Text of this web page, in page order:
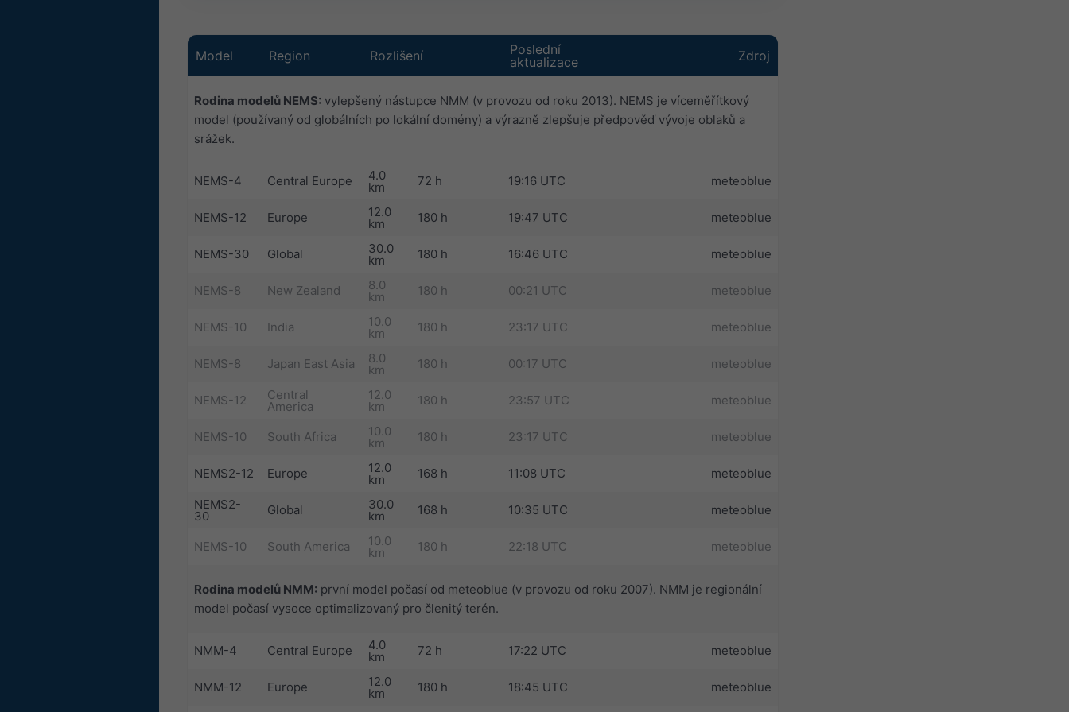
Model Region Rozlišení
Poslední
aktualizace
Zdroj
Rodina modelů NEMS: vylepšený nástupce NMM (v provozu od roku 2013). NEMS je víceměřítkový
model (používaný od globálních po lokální domény) a výrazně zlepšuje předpověď vývoje oblaků a
srážek.
NEMS-4 Central Europe 4.0
km 72 h 19:16 UTC meteoblue
NEMS-12 Europe 12.0
km 180 h 19:47 UTC meteoblue
NEMS-30 Global 30.0
km 180 h 16:46 UTC meteoblue
NEMS-8 New Zealand 8.0
km 180 h 00:21 UTC meteoblue
NEMS-10 India 10.0
km 180 h 23:17 UTC meteoblue
NEMS-8 Japan East Asia 8.0
km 180 h 00:17 UTC meteoblue
NEMS-12 Central
America
12.0
km 180 h 23:57 UTC meteoblue
NEMS-10 South Africa 10.0
km 180 h 23:17 UTC meteoblue
NEMS2-12 Europe 12.0
km 168 h 11:08 UTC meteoblue
NEMS2-
30 Global 30.0
km 168 h 10:35 UTC meteoblue
NEMS-10 South America 10.0
km 180 h 22:18 UTC meteoblue
Rodina modelů NMM: první model počasí od meteoblue (v provozu od roku 2007). NMM je regionální
model počasí vysoce optimalizovaný pro členitý terén.
NMM-4 Central Europe 4.0
km 72 h 17:22 UTC meteoblue
NMM-12 Europe 12.0
km 180 h 18:45 UTC meteoblue